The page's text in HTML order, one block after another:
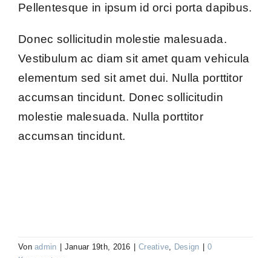
Pellentesque in ipsum id orci porta dapibus.
Donec sollicitudin molestie malesuada.
Vestibulum ac diam sit amet quam vehicula
elementum sed sit amet dui. Nulla porttitor
accumsan tincidunt. Donec sollicitudin
molestie malesuada. Nulla porttitor
accumsan tincidunt.
Vonadmin | Januar 19th, 2016 | Creative Design | 0